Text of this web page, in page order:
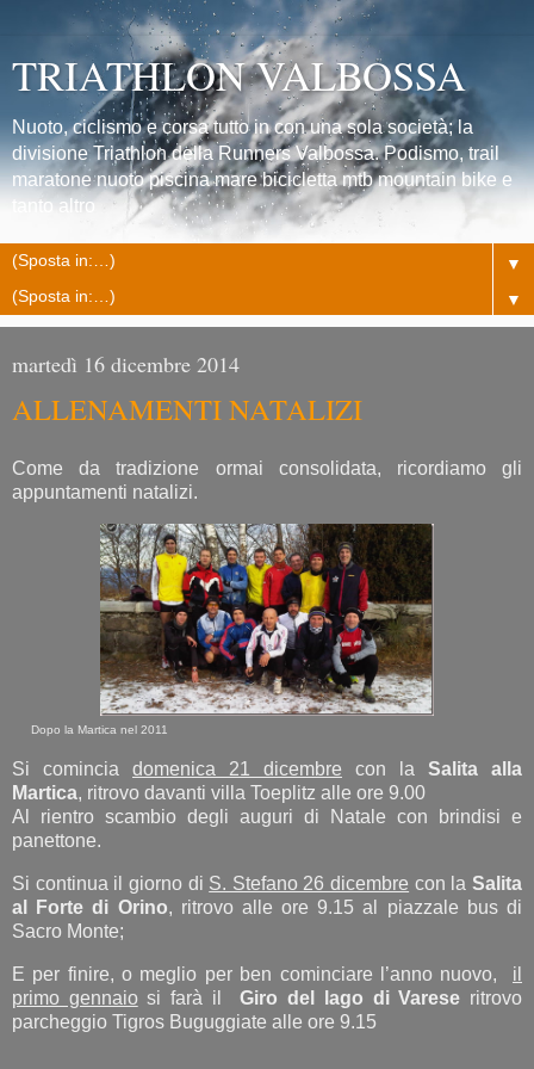
TRIATHLON VALBOSSA
Nuoto, ciclismo e corsa tutto in con una sola società; la
divisione Triathlon della Runners Valbossa. Podismo, trail
maratone nuoto piscina mare bicicletta mtb mountain bike e
tanto altro
▼
▼
martedì 16 dicembre 2014
ALLENAMENTI NATALIZI
Come da tradizione ormai consolidata, ricordiamo gli
appuntamenti natalizi.
Dopo la Martica nel 2011
Si comincia domenica 21 dicembre con la Salita alla
Martica, ritrovo davanti villa Toeplitz alle ore 9.00
Al rientro scambio degli auguri di Natale con brindisi e
panettone.
Si continua il giorno di S. Stefano 26 dicembre con laSalita
al Forte di Orino, ritrovo alle ore 9.15 al piazzale bus di
Sacro Monte;
E per finire, o meglio per ben cominciare l’anno nuovo, il
primo gennaiosi farà ilGiro del lago di Varese ritrovo
parcheggio Tigros Buguggiate alle ore 9.15